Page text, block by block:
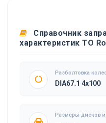
Справочник
характеристик ТО
Разболтовка
DIA67.1 4x100
Размеры дисков